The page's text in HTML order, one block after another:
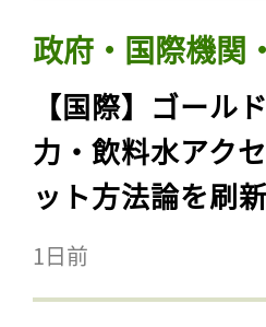
政府・国際機関
【国際】ゴール
力・飲料水アク
ット方法論を刷新
1日前